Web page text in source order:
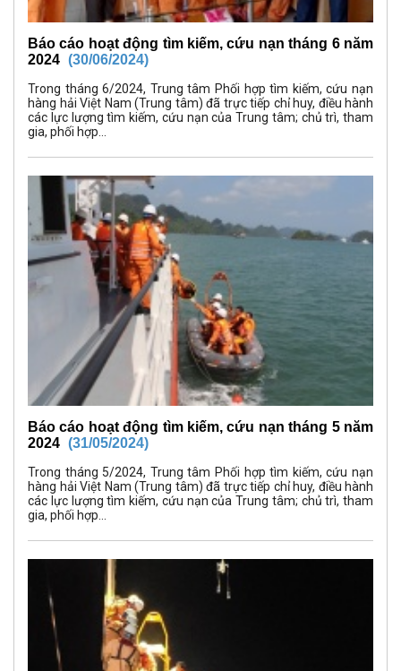
Báo cáo hoạt động tìm kiếm, cứu nạn tháng 6 năm
2024 (30/06/2024)
Trong tháng 6/2024, Trung tâm Phối hợp tìm kiếm, cứu nạn
hàng hải Việt Nam (Trung tâm) đã trực tiếp chỉ huy, điều hành
các lực lượng tìm kiếm, cứu nạn của Trung tâm; chủ trì, tham
gia, phối hợp...
Báo cáo hoạt động tìm kiếm, cứu nạn tháng 5 năm
2024 (31/05/2024)
Trong tháng 5/2024, Trung tâm Phối hợp tìm kiếm, cứu nạn
hàng hải Việt Nam (Trung tâm) đã trực tiếp chỉ huy, điều hành
các lực lượng tìm kiếm, cứu nạn của Trung tâm; chủ trì, tham
gia, phối hợp...